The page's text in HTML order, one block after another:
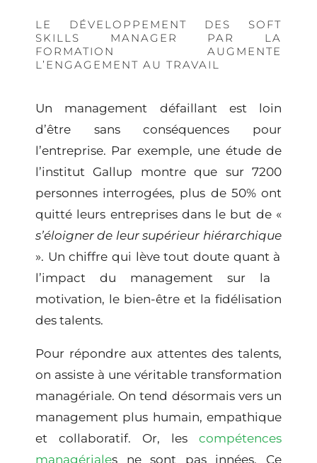
LE DÉVELOPPEMENT DES SOFT
SKILLS MANAGER PAR LA
FORMATION AUGMENTE
L’ENGAGEMENT AU TRAVAIL
Un management défaillant est loin
d’être sans conséquences pour
l’entreprise. Par exemple, une étude de
l’institut Gallup montre que sur 7200
personnes interrogées, plus de 50% ont
quitté leurs entreprises dans le but de «
s’éloigner de leur supérieur hiérarchique
». Un chiffre qui lève tout doute quant à
l’impact du management sur la
motivation, le bien-être et la fidélisation
des talents.
Pour répondre aux attentes des talents,
on assiste à une véritable transformation
managériale. On tend désormais vers un
management plus humain, empathique
et collaboratif. Or, les compétences
managériales ne sont pas innées. Ce